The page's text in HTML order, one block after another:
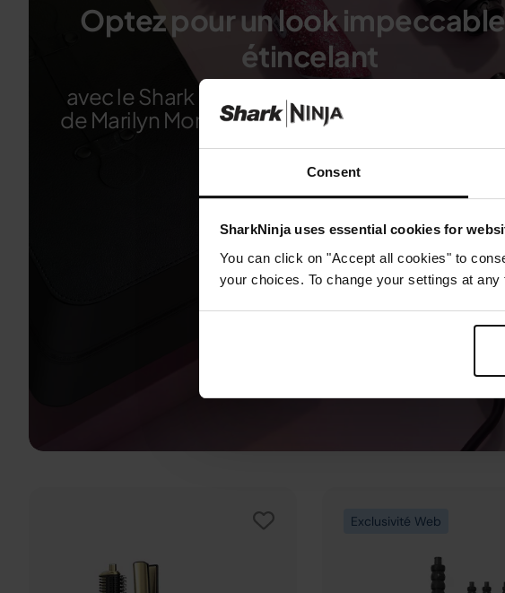
Consent
SharkNinja uses essential cookies for
You can click on "Accept all cookies" to
your choices. To change your settings at
Optez pour un look
étincelant
avec le Shark FlexStyle édition limitée des
de Marilyn Monroe, orné de plus de 20 000
Acheter
Exclusivité Web